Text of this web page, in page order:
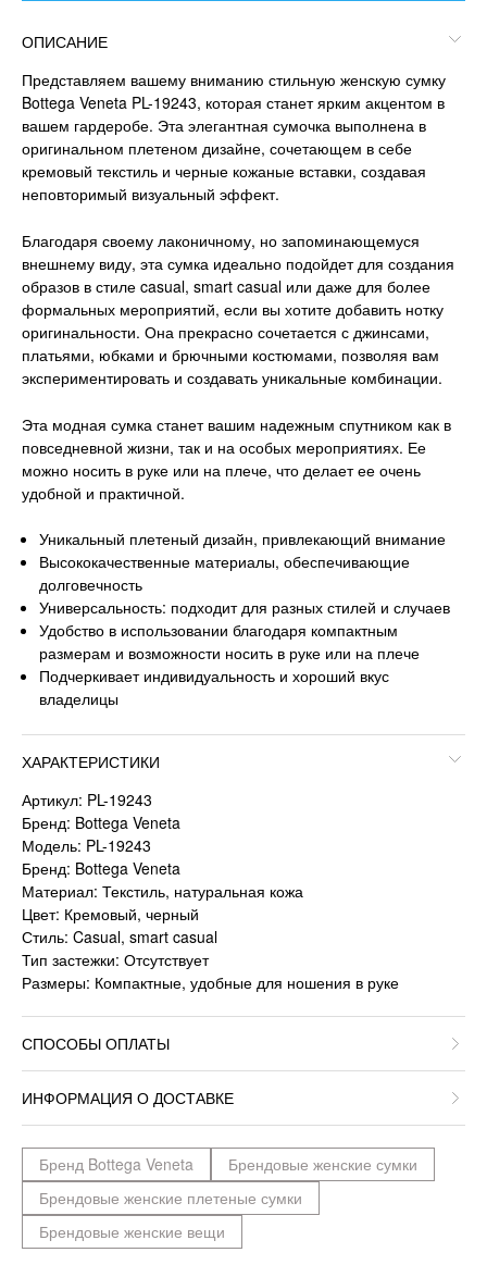
ОПИСАНИЕ
Представляем вашему вниманию стильную женскую сумку
Bottega Veneta PL-19243, которая станет ярким акцентом в
вашем гардеробе. Эта элегантная сумочка выполнена в
оригинальном плетеном дизайне, сочетающем в себе
кремовый текстиль и черные кожаные вставки, создавая
неповторимый визуальный эффект.
Благодаря своему лаконичному, но запоминающемуся
внешнему виду, эта сумка идеально подойдет для создания
образов в стиле casual, smart casual или даже для более
формальных мероприятий, если вы хотите добавить нотку
оригинальности. Она прекрасно сочетается с джинсами,
платьями, юбками и брючными костюмами, позволяя вам
экспериментировать и создавать уникальные комбинации.
Эта модная сумка станет вашим надежным спутником как в
повседневной жизни, так и на особых мероприятиях. Ее
можно носить в руке или на плече, что делает ее очень
удобной и практичной.
Уникальный плетеный дизайн, привлекающий внимание
Высококачественные материалы, обеспечивающие
долговечность
Универсальность: подходит для разных стилей и случаев
Удобство в использовании благодаря компактным
размерам и возможности носить в руке или на плече
Подчеркивает индивидуальность и хороший вкус
владелицы
ХАРАКТЕРИСТИКИ
Артикул: PL-19243
Бренд: Bottega Veneta
Модель: PL-19243
Бренд: Bottega Veneta
Материал: Текстиль, натуральная кожа
Цвет: Кремовый, черный
Стиль: Casual, smart casual
Тип застежки: Отсутствует
Размеры: Компактные, удобные для ношения в руке
СПОСОБЫ ОПЛАТЫ
ИНФОРМАЦИЯ О ДОСТАВКЕ
Бренд Bottega Veneta
Брендовые женские сумки
Брендовые женские плетеные сумки
Брендовые женские вещи